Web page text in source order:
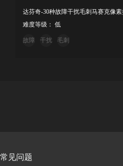
难度等级： 低
故障 干扰 毛刺
常见问题